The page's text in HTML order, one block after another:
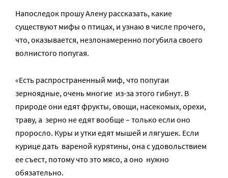
Напоследок прошу Алену рассказать, какие
существуют мифы о птицах, и узнаю в числе прочего,
что, оказывается, незлонамеренно погубила своего
волнистого попугая.
«Есть распространенный миф, что попугаи
зерноядные, очень многие из-за этого гибнут. В
природе они едят фрукты, овощи, насекомых, орехи,
траву, а зерно не едят вообще – только если оно
проросло. Куры и утки едят мышей и лягушек. Если
курице дать вареной курятины, она с удовольствием
ее съест, потому что это мясо, а оно нужно
обязательно.